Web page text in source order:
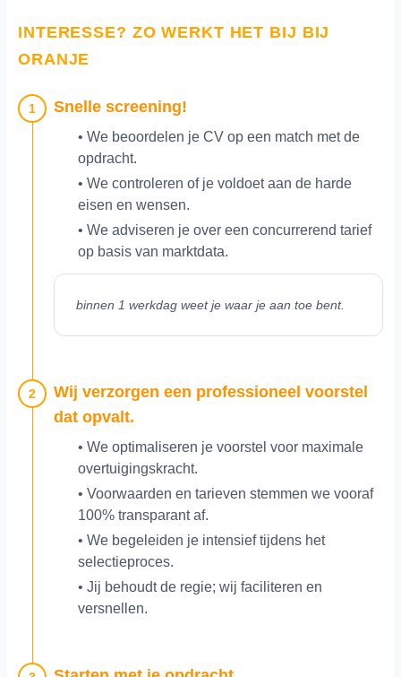
INTERESSE? ZO WERKT HET BIJ BIJ
ORANJE
1 Snelle screening!
• We beoordelen je CV op een match met de
opdracht.
• We controleren of je voldoet aan de harde
eisen en wensen.
• We adviseren je over een concurrerend tarief
op basis van marktdata.
binnen 1 werkdag weet je waar je aan toe bent.
2
Wij verzorgen een professioneel voorstel
dat opvalt.
• We optimaliseren je voorstel voor maximale
overtuigingskracht.
• Voorwaarden en tarieven stemmen we vooraf
100% transparant af.
• We begeleiden je intensief tijdens het
selectieproces.
• Jij behoudt de regie; wij faciliteren en
versnellen.